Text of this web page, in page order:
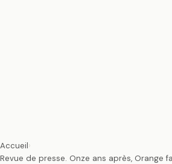
Accueil›
Revue de presse. Onze ans après, Orange